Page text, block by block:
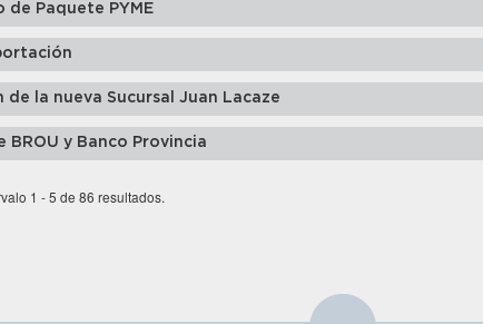
de Paquete PYME
de la nueva Sucursal Juan Lacaze
BROU y Banco Provincia
1 - 5 de 86 resultados.